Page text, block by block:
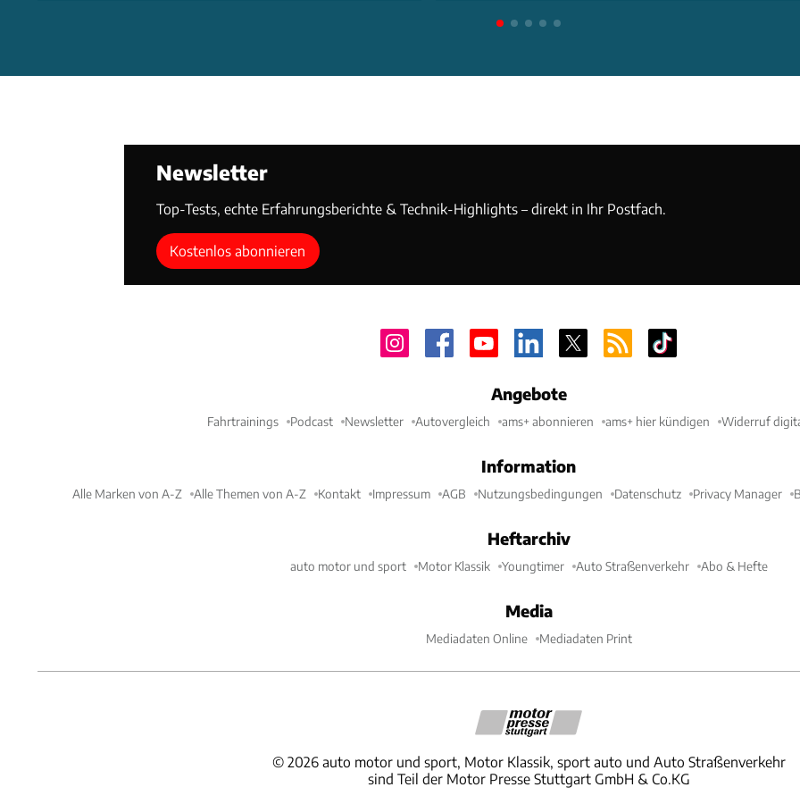
Newsletter
Top-Tests, echte Erfahrungsberichte & Technik-Highlights – direkt in Ihr Postfach.
Kostenlos abonnieren
Angebote
Fahrtrainings Podcast Newsletter Autovergleich ams+ abonnieren ams+ hier kündigen Widerruf
Information
Alle Marken von A-Z Alle Themen von A-Z Kontakt Impressum AGB Nutzungsbedingungen Datenschutz Privacy Manager
Heftarchiv
auto motor und sport Motor Klassik Youngtimer Auto Straßenverkehr Abo & Hefte
Media
Mediadaten Online Mediadaten Print
© 2026 auto motor und sport, Motor Klassik, sport auto und Auto Straßenverkehr
sind Teil der Motor Presse Stuttgart GmbH & Co.KG